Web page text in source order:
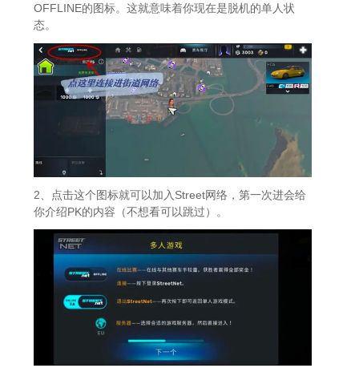
OFFLINE的图标。这就意味着你现在是脱机的单人状
态。
2、点击这个图标就可以加入Street网络，第一次进会给
你介绍PK的内容（不想看可以跳过）。